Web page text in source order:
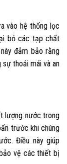
vào hệ thống lọc
bỏ các tạp chất
đảm bảo rằng
thoải mái và an
lượng nước trong
trước khi chúng
Điều này giúp
vệ các thiết bị